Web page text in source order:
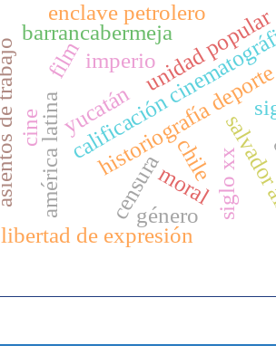
historiografía
américa latina censura
calificación
cine
film
chile
unidad popular
libertad de expresión
barrancabermeja
enclave petrolero
moralsiglo xx
yucatán
imperio
género